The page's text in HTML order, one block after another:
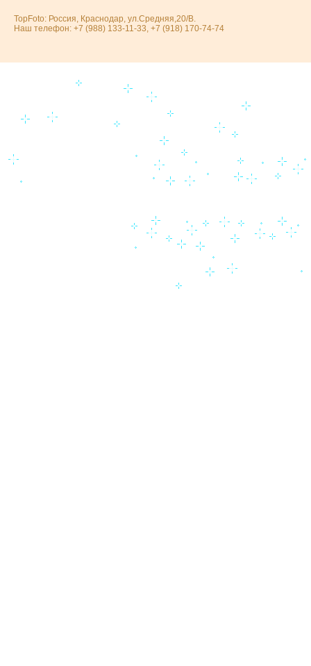
TopFoto: Россия, Краснодар, ул.Средняя,20/В.
Наш телефон: +7 (988) 133-11-33, +7 (918) 170-74-74